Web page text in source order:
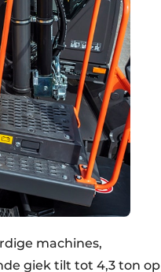
machines,
giek tilt tot 4,3 ton op